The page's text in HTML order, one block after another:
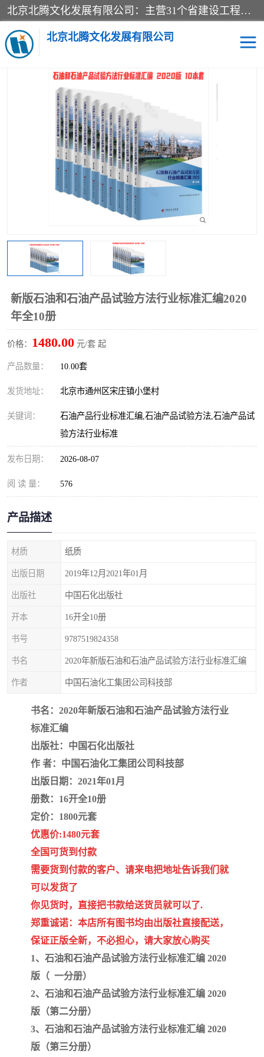
北京北腾文化发展有限公司：主营31个省建设工程预算书,工程预算软件,工程计价依据,工程造价定额,工程量清单计价定额,建设工程量消耗量定额,各行业工程预算定额,铁路定额,电力定额,矿山定额,*,黄金定额,钢铁企业检修定额,中石化安装检修定额,煤矿图书,医院书籍等.诚信的经营，在发展的同时公司不忘不断总结不断优化为客户的服务，和一如既往的热情赢得了新老客户的极高评价及青睐。
北京北腾文化发展有限公司
当前位置：首页>供应商机>标准图书> 新版石油和石油产品试验
方法行业标准汇编2020年全10册
新版石油和石油产品试验方法行业标准汇编2020
年全10册
价格： 1480.00 元/套 起
产品数量： 10.00套
发货地址： 北京市通州区宋庄镇小堡村
关键词：
石油产品行业标准汇编,石油产品试验方法,石油产品试
验方法行业标准
发布日期： 2026-08-07
阅 读 量： 576
产品描述
材质 纸质
出版日期 2019年12月2021年01月
出版社 中国石化出版社
开本 16开全10册
书号 9787519824358
书名 2020年新版石油和石油产品试验方法行业标准汇编
作者 中国石油化工集团公司科技部
书名：2020年新版石油和石油产品试验方法行业
标准汇编
出版社：中国石化出版社
作 者：中国石油化工集团公司科技部
出版日期：2021年01月
册数：16开全10册
定价：1800元套
优惠价:1480元套
全国可货到付款
需要货到付款的客户、请来电把地址告诉我们就
可以发货了
你见货时，直接把书款给送货员就可以了.
郑重诚诺：本店所有图书均由出版社直接配送，
保证正版全新，不必担心，请大家放心购买
1、石油和石油产品试验方法行业标准汇编 2020
版（ 一分册）
2、石油和石油产品试验方法行业标准汇编 2020
版（第二分册）
3、石油和石油产品试验方法行业标准汇编 2020
版（第三分册）
预算定额
煤矿图书
标准图书 铁路建设工程预算定额
电力行业工程预算定额 石油化工安装预算定额
石油化工概算定额数据
石油建设安装工程预算定 长输管道工程检修维修预
山东省工程预算定额
电网技改,拆除,检修定额 炼油化工计价依据定额
信息通信建设工程预算定
额
火力发电机组检修定额
湖北建设工程消耗量定额
煤炭建设工程预算定额 钢铁检修工程预算定额
黄金矿山工程预算定额 冶金工业矿山建设工程预
算定额2
冶金工业建设工程预算定
额
人防工程预算定额
电子工程概预算定额
疏浚工程预算定额
福建建设工程预算定额
辽宁省工程计价定额
锅炉及压力容器规范国际
性规范ASME
广东省建设工程预算定额
湖北省建设工程预算定额 年考军校教材资料
甘肃省建设工程预算定额
内蒙古建设工程预算定额 公路工程预算定额
陕西建设工程消耗量定额
贵州水利水电定额
青海省建筑工程消耗量定
20kv及以下配电网工程定
验评定标准
广西建筑安装工程预算定 内河沿海港口疏浚定额
*考军校教材 黑龙江建设工程计价定额
海南省建设工程预算定额
电力工程预算概算定额 重庆市建设工程计价定额
江苏省建设工程计价定额 深圳市建设工程消耗量定